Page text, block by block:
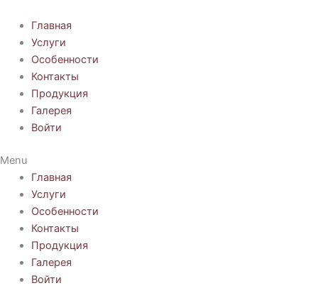
содержимому
Главная
Услуги
Особенности
Контакты
Продукция
Галерея
Войти
Menu
Главная
Услуги
Особенности
Контакты
Продукция
Галерея
Войти